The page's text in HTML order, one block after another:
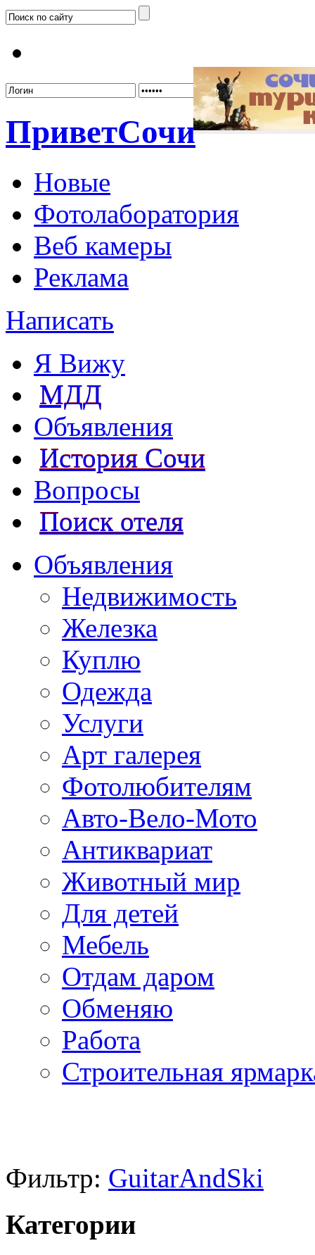
ПриветСочи
Новые
Фотолаборатория
Веб камеры
Реклама
Написать
Я Вижу
МДД
Объявления
История Сочи
Вопросы
Поиск отеля
Объявления
Недвижимость
Железка
Куплю
Одежда
Услуги
Арт галерея
Фотолюбителям
Авто-Вело-Мото
Антиквариат
Животный мир
Для детей
Мебель
Отдам даром
Обменяю
Работа
Строительная
Фильтр: GuitarAndSki
Категории